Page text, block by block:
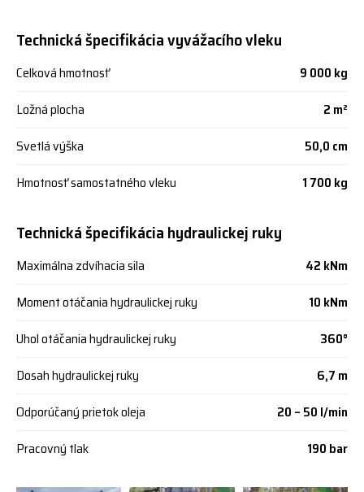
Technická špecifikácia vyvážacího vleku
Celková hmotnosť
9 000 kg
Ložná plocha
2 m²
Svetlá výška
50,0 cm
Hmotnosť samostatného vleku
1 700 kg
Technická špecifikácia hydraulickej ruky
Maximálna zdvíhacia sila
42 kNm
Moment otáčania hydraulickej ruky
10 kNm
Uhol otáčania hydraulickej ruky
360°
Dosah hydraulickej ruky
6,7 m
Odporúčaný prietok oleja
20 – 50 l/min
Pracovný tlak
190 bar